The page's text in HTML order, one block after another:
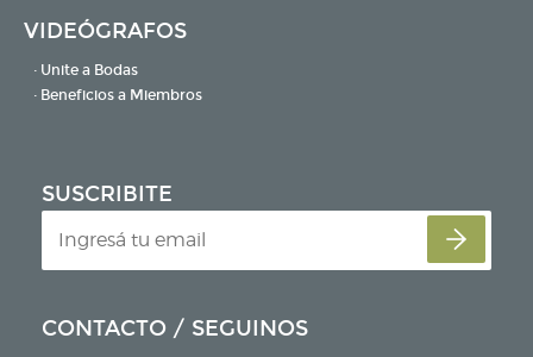
VIDEÓGRAFOS
· Unite a Bodas
· Beneficios a Miembros
SUSCRIBITE
CONTACTO / SEGUINOS